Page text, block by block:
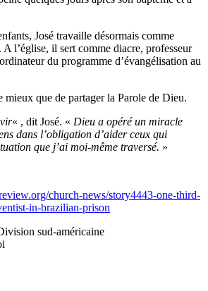
José travaille désormais comme
l’église, il sert comme diacre, professeur
du programme d’évangélisation au
mieux que de partager la Parole de Dieu.
« , dit José. « Dieu a opéré un miracle
dans l’obligation d’aider ceux qui
que j’ai moi-même traversé. »
church-news/story4443-one-third-
in-brazilian-prison
sud-américaine